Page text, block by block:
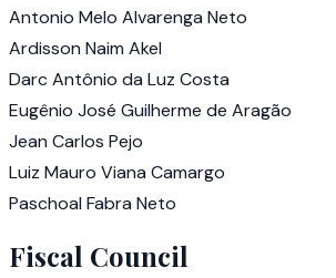
Antonio Melo Alvarenga Neto
Ardisson Naim Akel
Darc Antônio da Luz Costa
Eugênio José Guilherme de Aragão
Jean Carlos Pejo
Luiz Mauro Viana Camargo
Paschoal Fabra Neto
Fiscal Council